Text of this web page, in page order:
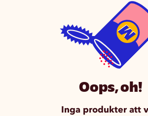
Oops, oh!
Inga produkter att